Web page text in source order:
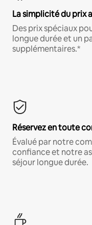
La simplicité du prix
Des prix spéciaux
longue durée et un
supplémentaires.*
Réservez en toute
Évalué par notre
confiance et notre
séjour longue durée.